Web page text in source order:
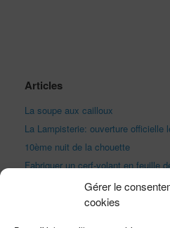
Gérer le
cookies
Articles
La soupe aux cailloux
La Lampisterie: ouverture officielle
10ème nuit de la chouette
Fabriquer un cerf-volant en feuille
Festival de Marines
Fête du vent à Marseille